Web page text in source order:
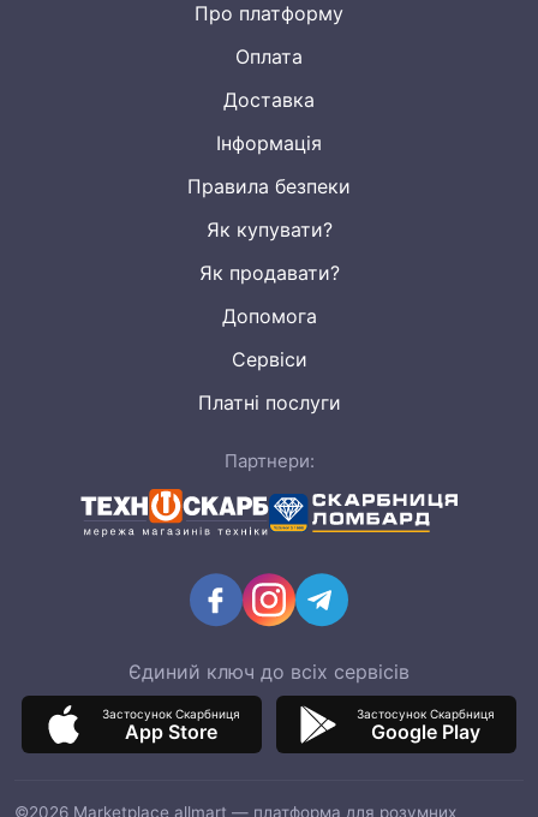
Про платформу
Оплата
Доставка
Інформація
Правила безпеки
Як купувати?
Як продавати?
Допомога
Сервіси
Платні послуги
Партнери:
Єдиний ключ до всіх сервісів
Застосунок Скарбниця
App Store
Застосунок Скарбниця
Google Play
©2026 Marketplace allmart — платформа для розумних